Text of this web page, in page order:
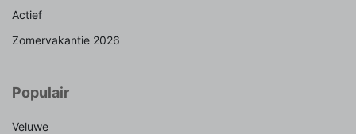
Actief
Zomervakantie 2026
Populair
Veluwe